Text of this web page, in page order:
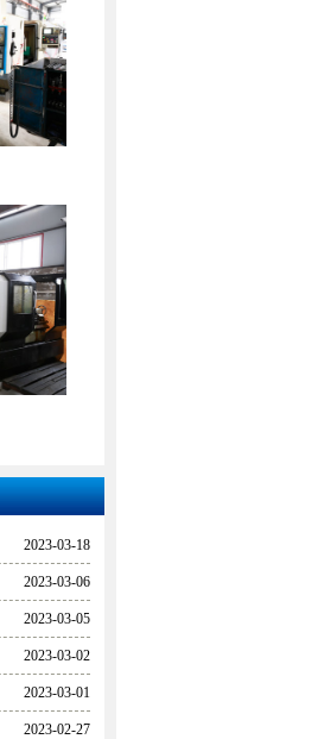
2023-03-18
2023-03-06
2023-03-05
2023-03-02
2023-03-01
2023-02-27